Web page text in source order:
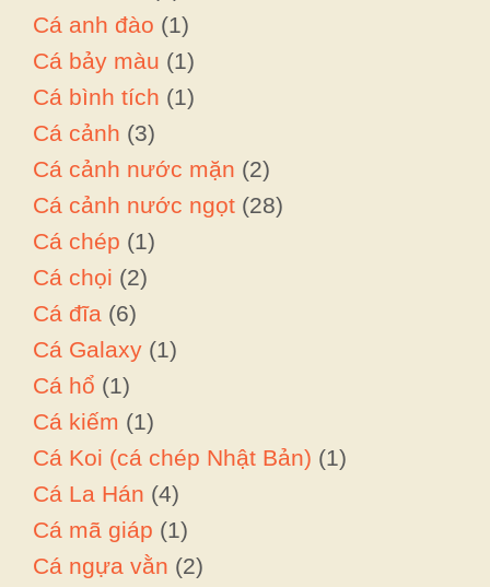
Cá anh đào (1)
Cá bảy màu (1)
Cá bình tích (1)
Cá cảnh (3)
Cá cảnh nước mặn (2)
Cá cảnh nước ngọt (28)
Cá chép (1)
Cá chọi (2)
Cá đĩa (6)
Cá Galaxy (1)
Cá hổ (1)
Cá kiếm (1)
Cá Koi (cá chép Nhật Bản) (1)
Cá La Hán (4)
Cá mã giáp (1)
Cá ngựa vằn (2)